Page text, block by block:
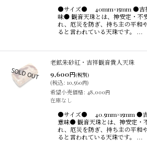
●サイズ● 40mm×15mm ●吉
味● 観音天珠とは、神安定・不
れ、厄災を防ぎ、持ち主の平和
ると言われている天珠です。 …
老鉱朱砂紅・吉祥観音貴人天珠
9,600円(税別)
(税込: 10,560円)
希望小売価格: 48,000円
在庫なし
●サイズ● 40.5mm×15mm ●吉
意味● 観音天珠とは、神安定・
れ、厄災を防ぎ、持ち主の平和
ると言われている天珠です。 …